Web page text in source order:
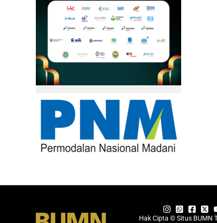
Hak Cipta © Situs BUMN